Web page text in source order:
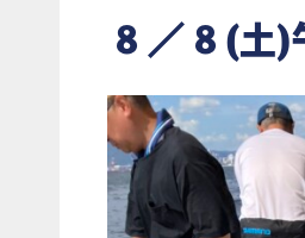
８／８(土